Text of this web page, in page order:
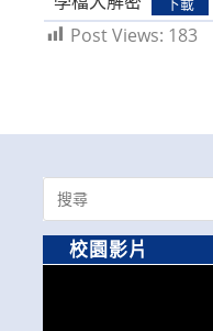
Post Views: 183
Search
for:
校園影片